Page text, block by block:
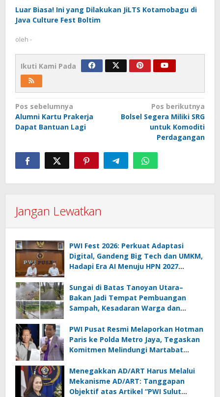
Luar Biasa! Ini yang Dilakukan JiLTS Kotamobagu di
Java Culture Fest Boltim
oleh -
Ikuti Kami Pada
Navigasi
pos
Pos sebelumnya
Alumni Kartu Prakerja
Dapat Bantuan Lagi
Pos berikutnya
Bolsel Segera Miliki SRG
untuk Komoditi
Perdagangan
Jangan Lewatkan
PWI Fest 2026: Perkuat Adaptasi
Digital, Gandeng Big Tech dan UMKM,
Hadapi Era AI Menuju HPN 2027
Sungai di Batas Tanoyan Utara–
Bakan Jadi Tempat Pembuangan
Sampah, Kesadaran Warga dan
PWI Pusat Resmi Melaporkan Hotman
Paris ke Polda Metro Jaya, Tegaskan
Komitmen Melindungi Martabat
Menegakkan AD/ART Harus Melalui
Mekanisme AD/ART: Tanggapan
Objektif atas Artikel “PWI Sulut